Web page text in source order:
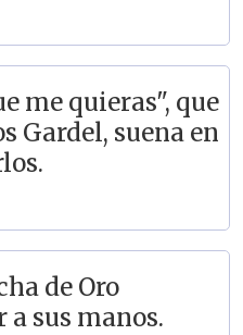
me quieras", que
Gardel, suena en
de Oro
sus manos.